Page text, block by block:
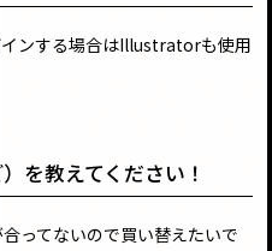
ンする場合はIllustratorも使用
を教えてください！
ってないので買い替えたいで